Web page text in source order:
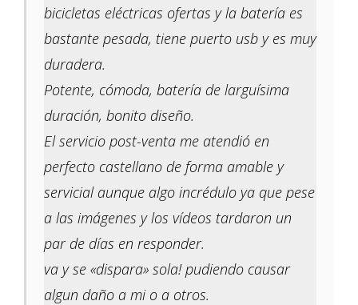
bicicletas eléctricas ofertas y la batería es
bastante pesada, tiene puerto usb y es muy
duradera.
Potente, cómoda, batería de larguísima
duración, bonito diseño.
El servicio post-venta me atendió en
perfecto castellano de forma amable y
servicial aunque algo incrédulo ya que pese
a las imágenes y los vídeos tardaron un
par de días en responder.
va y se «dispara» sola! pudiendo causar
algun daño a mi o a otros.